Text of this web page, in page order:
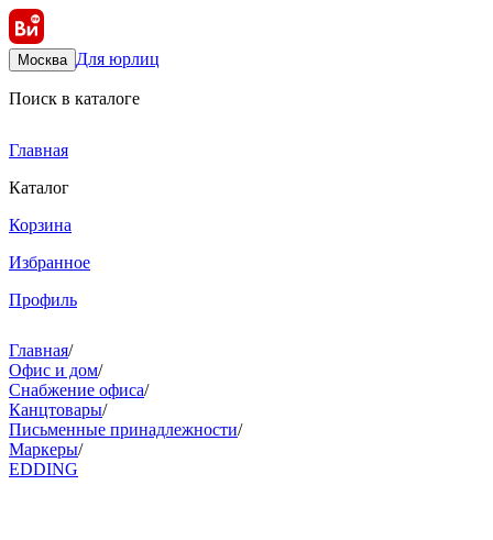
Москва Для юрлиц
Поиск в каталоге
Главная
Каталог
Корзина
Избранное
Профиль
Главная/
Офис и дом/
Снабжение офиса/
Канцтовары/
Письменные принадлежности/
Маркеры/
EDDING